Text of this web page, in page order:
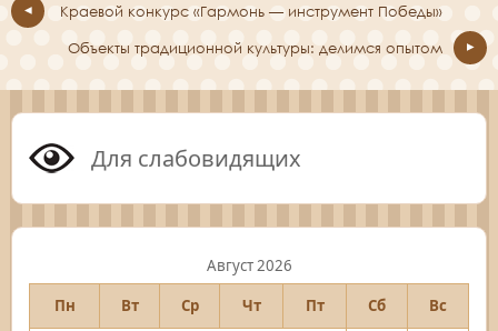
Краевой конкурс «Гармонь — инструмент Победы»
Объекты традиционной культуры: делимся опытом
Для слабовидящих
Август 2026
Пн
Вт Ср Чт Пт Сб Вс